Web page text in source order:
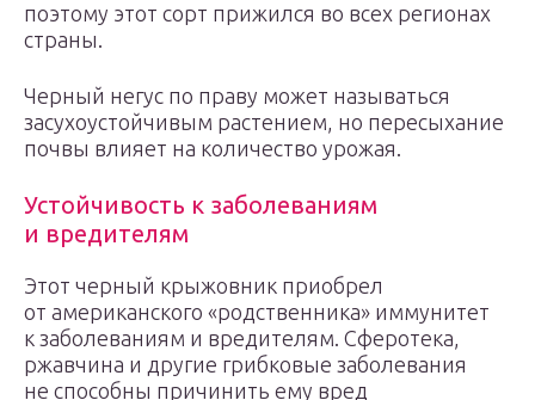
поэтому этот сорт прижился во всех регионах
страны.
Черный негус по праву может называться
засухоустойчивым растением, но пересыхание
почвы влияет на количество урожая.
Устойчивость к заболеваниям
и вредителям
Этот черный крыжовник приобрел
от американского «родственника» иммунитет
к заболеваниям и вредителям. Сферотека,
ржавчина и другие грибковые заболевания
не способны причинить ему вред